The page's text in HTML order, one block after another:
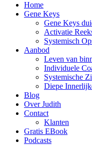
Home
Gene Keys
Gene Keys
Activatie
Systemisch
Aanbod
Leven van
Individuele
Systemische
Diepe
Blog
Over Judith
Contact
Klanten
Gratis EBook
Podcasts